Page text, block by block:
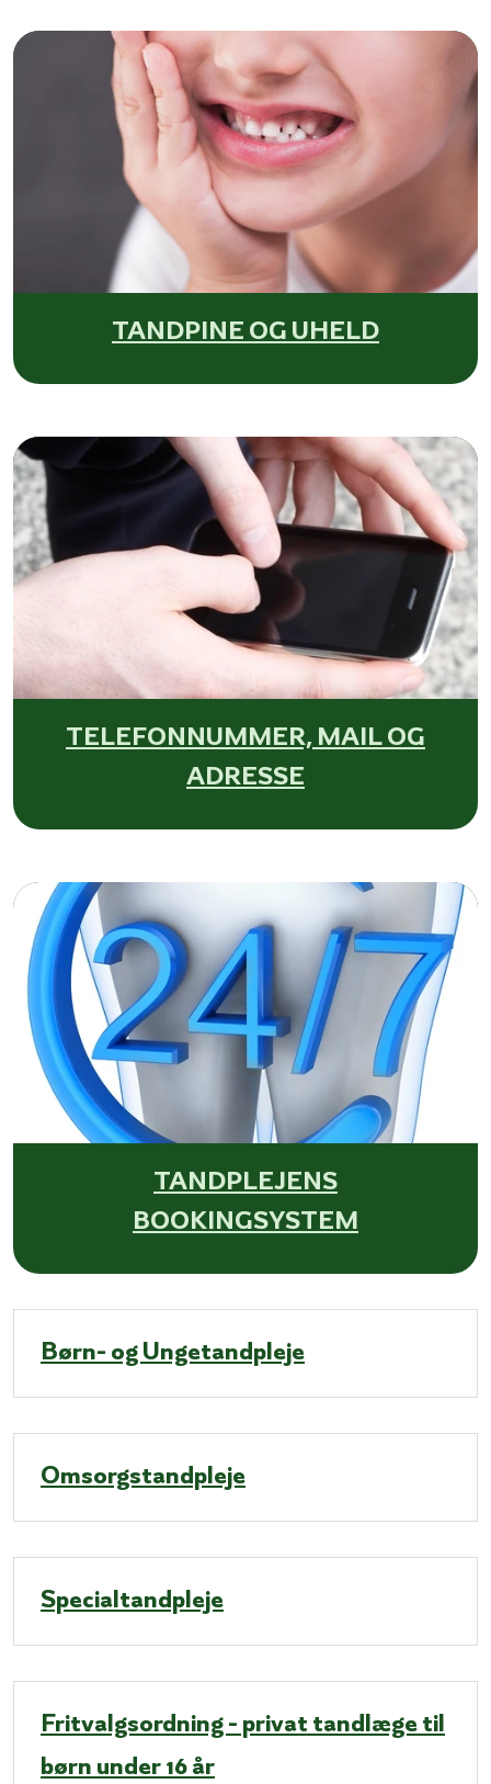
TANDPINE OG UHELD
TELEFONNUMMER, MAIL OG
ADRESSE
TANDPLEJENS
BOOKINGSYSTEM
Børn- og Ungetandpleje
Omsorgstandpleje
Specialtandpleje
Fritvalgsordning - privat tandlæge til
børn under 16 år